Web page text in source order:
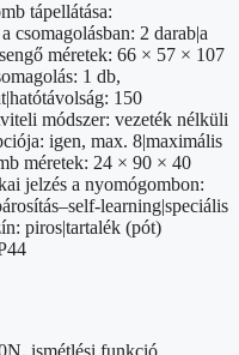
tápellátása:
csomagolásban: 2 darab|a
méretek: 66 × 57 × 107
1 db,
150
módszer: vezeték nélküli
igen, max. 8|maximális
méretek: 24 × 90 × 40
jelzés a nyomógombon:
learning|speciális
piros|tartalék (pót)